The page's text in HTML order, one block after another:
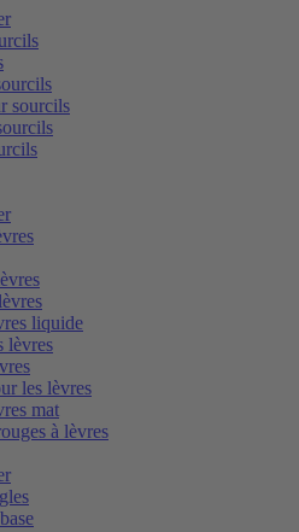
sourcils
liquide
lèvres
les lèvres
mat
à lèvres